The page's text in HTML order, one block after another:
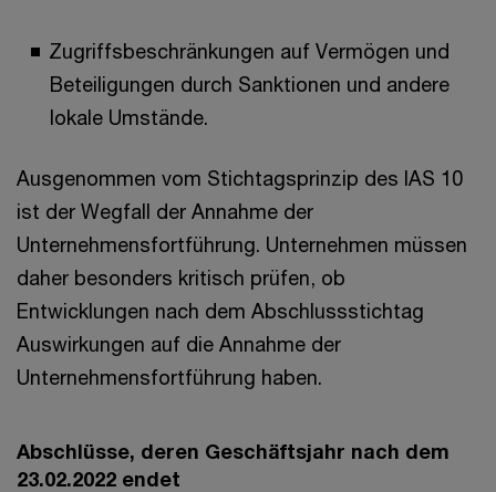
Zugriffsbeschränkungen auf Vermögen und
Beteiligungen durch Sanktionen und andere
lokale Umstände.
Ausgenommen vom Stichtagsprinzip des IAS 10
ist der Wegfall der Annahme der
Unternehmensfortführung. Unternehmen müssen
daher besonders kritisch prüfen, ob
Entwicklungen nach dem Abschlussstichtag
Auswirkungen auf die Annahme der
Unternehmensfortführung haben.
Abschlüsse, deren Geschäftsjahr nach dem
23.02.2022 endet